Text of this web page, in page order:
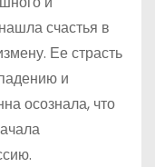
счастья в
Ее страсть
и
осознала, что